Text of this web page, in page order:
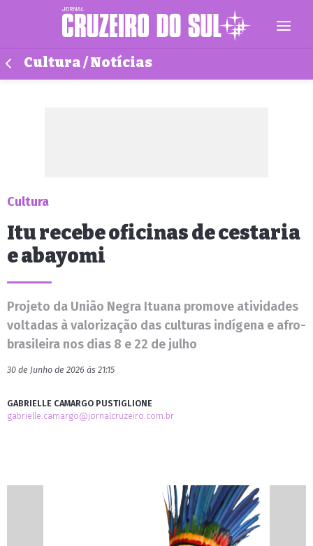
Cultura / Notícias
Cultura
Itu recebe oficinas de cestaria
e abayomi
Projeto da União Negra Ituana promove atividades
voltadas à valorização das culturas indígena e afro-
brasileira nos dias 8 e 22 de julho
30 de Junho de 2026 às 21:15
GABRIELLE CAMARGO PUSTIGLIONE
gabrielle.camargo@jornalcruzeiro.com.br